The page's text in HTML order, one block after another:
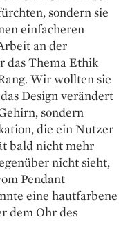
sondern sie
einfacheren
an der
das Thema Ethik
Wir wollten sie
Design verändert
sondern
die ein Nutzer
bald nicht mehr
nicht sieht,
Pendant
eine hautfarbene
dem Ohr des